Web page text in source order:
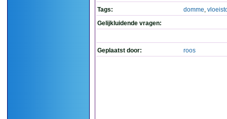
Tags:
domme,
Gelijkluidende vragen:
Geplaatst door: roos